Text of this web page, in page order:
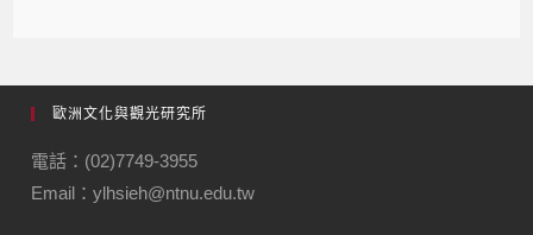
歐洲文化與觀光研究所
電話：(02)7749-3955
Email：ylhsieh@ntnu.edu.tw